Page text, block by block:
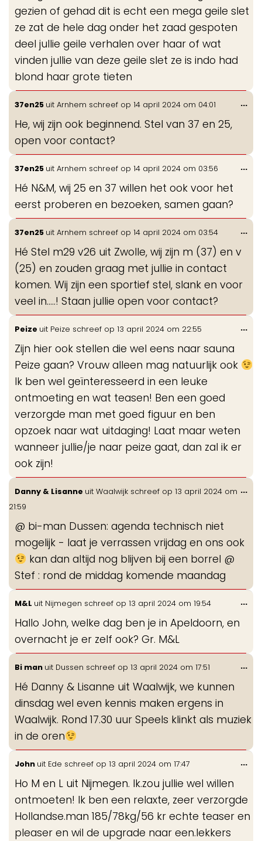
gezien of gehad dit is echt een mega geile slet
ze zat de hele dag onder het zaad gespoten
deel jullie geile verhalen over haar of wat
vinden jullie van deze geile slet ze is indo had
blond haar grote tieten
37en25 uit Arnhem schreef op 14 april 2024 om 04:01
He, wij zijn ook beginnend. Stel van 37 en 25,
open voor contact?
...
37en25 uit Arnhem schreef op 14 april 2024 om 03:56
Hé N&M, wij 25 en 37 willen het ook voor het
eerst proberen en bezoeken, samen gaan?
...
37en25 uit Arnhem schreef op 14 april 2024 om 03:54
Hé Stel m29 v26 uit Zwolle, wij zijn m (37) en v
(25) en zouden graag met jullie in contact
komen. Wij zijn een sportief stel, slank en voor
veel in…..! Staan jullie open voor contact?
...
Peize uit Peize schreef op 13 april 2024 om 22:55
Zijn hier ook stellen die wel eens naar sauna
Peize gaan? Vrouw alleen mag natuurlijk ook
Ik ben wel geïnteresseerd in een leuke
ontmoeting en wat teasen! Ben een goed
verzorgde man met goed figuur en ben
opzoek naar wat uitdaging! Laat maar weten
wanneer jullie/je naar peize gaat, dan zal ik er
ook zijn!
...
Danny & Lisanne uit Waalwijk schreef op 13 april 2024 om
21:59
@ bi-man Dussen: agenda technisch niet
mogelijk - laat je verrassen vrijdag en ons ook
kan dan altijd nog blijven bij een borrel @
Stef : rond de middag komende maandag
...
M&L uit Nijmegen schreef op 13 april 2024 om 19:54
Hallo John, welke dag ben je in Apeldoorn, en
overnacht je er zelf ook? Gr. M&L
...
Bi man uit Dussen schreef op 13 april 2024 om 17:51
Hé Danny & Lisanne uit Waalwijk, we kunnen
dinsdag wel even kennis maken ergens in
Waalwijk. Rond 17.30 uur Speels klinkt als muziek
in de oren
...
John uit Ede schreef op 13 april 2024 om 17:47
Ho M en L uit Nijmegen. Ik.zou jullie wel willen
ontmoeten! Ik ben een relaxte, zeer verzorgde
Hollandse.man 185/78kg/56 kr echte teaser en
pleaser en wil de upgrade naar een.lekkers
...